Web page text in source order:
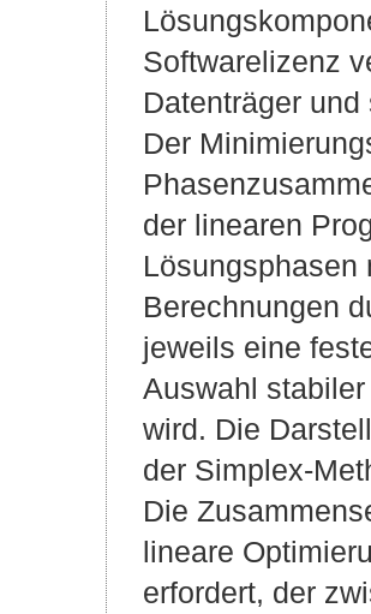
Softwarelizenz
Datenträger
Der
der linearen
Lösungsphasen
Berechnungen
jeweils eine
Auswahl
wird. Die
der Simplex-
Die
lineare
erfordert, der